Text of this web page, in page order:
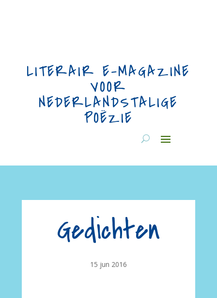
LITERAIR E-MAGAZINE
VOOR
NEDERLANDSTALIGE
POËZIE
Gedichten
15 jun 2016